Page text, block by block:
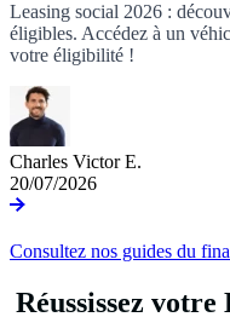
Leasing social 2026 :
éligibles. Accédez à un
votre éligibilité !
Charles Victor E.
20/07/2026
Consultez nos guides du
Réussissez